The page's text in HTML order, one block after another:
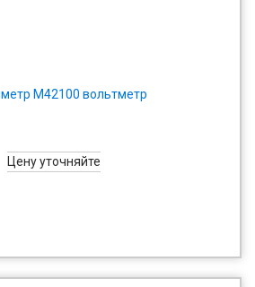
М42100 вольтметр
Цену уточняйте